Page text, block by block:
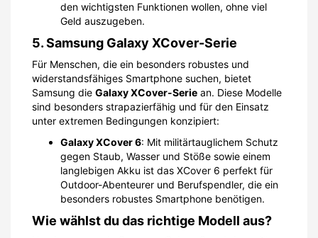
den wichtigsten Funktionen wollen, ohne viel
Geld auszugeben.
5. Samsung Galaxy XCover-Serie
Für Menschen, die ein besonders robustes und
widerstandsfähiges Smartphone suchen, bietet
Samsung die Galaxy XCover-Serie an. Diese Modelle
sind besonders strapazierfähig und für den Einsatz
unter extremen Bedingungen konzipiert:
Galaxy XCover 6: Mit militärtauglichem Schutz
gegen Staub, Wasser und Stöße sowie einem
langlebigen Akku ist das XCover 6 perfekt für
Outdoor-Abenteurer und Berufspendler, die ein
besonders robustes Smartphone benötigen.
Wie wählst du das richtige Modell aus?